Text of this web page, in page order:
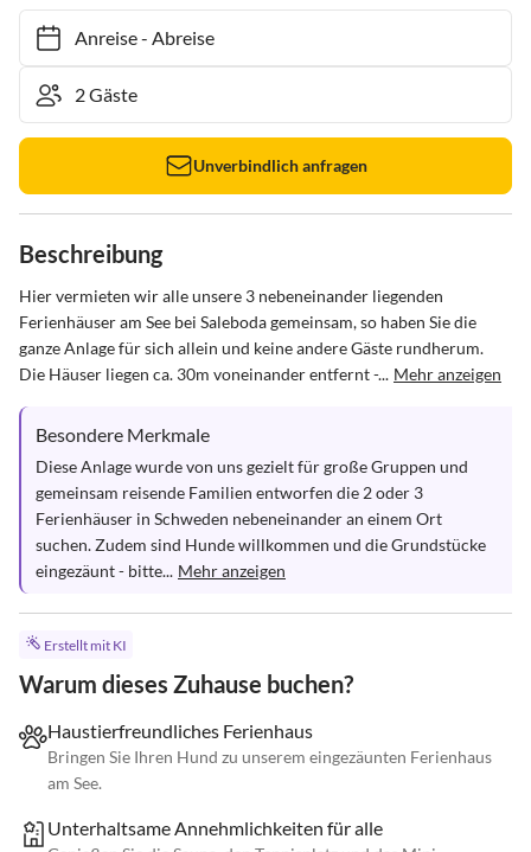
Anreise- Abreise
Unverbindlich anfragen
Beschreibung
Hier vermieten wir alle unsere 3 nebeneinander liegenden
Ferienhäuser am See bei Saleboda gemeinsam, so haben Sie die
ganze Anlage für sich allein und keine andere Gäste rundherum.
Die Häuser liegen ca. 30m voneinander entfernt -... Mehr anzeigen
Besondere Merkmale
Diese Anlage wurde von uns gezielt für große Gruppen und
gemeinsam reisende Familien entworfen die 2 oder 3
Ferienhäuser in Schweden nebeneinander an einem Ort
suchen. Zudem sind Hunde willkommen und die Grundstücke
eingezäunt - bitte... Mehr anzeigen
Erstellt mit KI
Warum dieses Zuhause buchen?
Haustierfreundliches Ferienhaus
Bringen Sie Ihren Hund zu unserem eingezäunten Ferienhaus
am See.
Unterhaltsame Annehmlichkeiten für alle